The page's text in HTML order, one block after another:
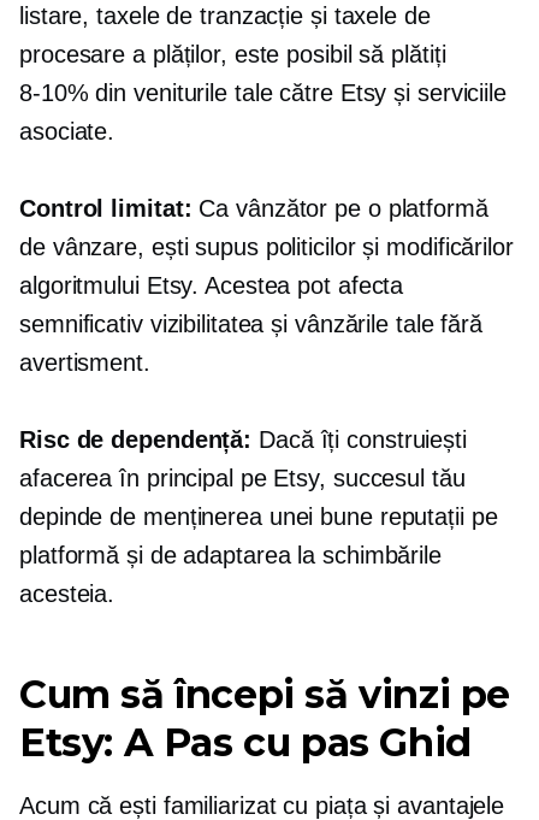
listare, taxele de tranzacție și taxele de
procesare a plăților, este posibil să plătiți
8-10% din veniturile tale către Etsy și serviciile
asociate.
Control limitat: Ca vânzător pe o platformă
de vânzare, ești supus politicilor și modificărilor
algoritmului Etsy. Acestea pot afecta
semnificativ vizibilitatea și vânzările tale fără
avertisment.
Risc de dependență: Dacă îți construiești
afacerea în principal pe Etsy, succesul tău
depinde de menținerea unei bune reputații pe
platformă și de adaptarea la schimbările
acesteia.
Cum să începi să vinzi pe
Etsy: A Pas cu pas Ghid
Acum că ești familiarizat cu piața și avantajele